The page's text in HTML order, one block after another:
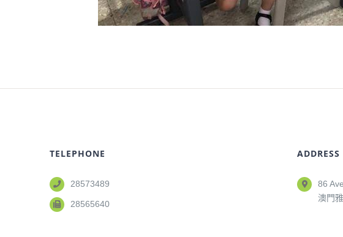
TELEPHONE
28573489
28565640
ADDRESS
86
澳門